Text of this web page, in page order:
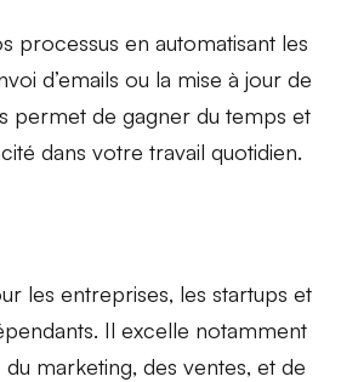
processus enautomatisant les
d’emails ou la mise à jour de
permet de gagner du temps et
dans votre travail quotidien.
lesentreprises, lesstartups et
Il excelle notamment
du marketing, desventes, et de